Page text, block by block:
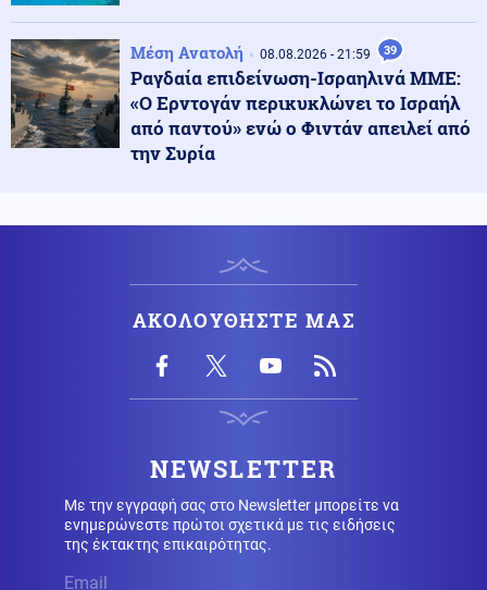
Οικονομία 09.08.2026 - 09:31
Στα 15 δισ. ευρώ ο στόχος για νέα δάνεια το 2026: Η
κερδοφορία των τραπεζών το α΄εξάμηνο
Υγεία 09.08.2026 - 09:26
δεν αρκεί – Τι απαιτεί η Τεχεράνη
Καιρός: Έως 39 βαθμούς σήμερα - Που θα έχει
Οικονομία 09.08.2026 - 09:18
Μειωμένη Σύνταξη: Όσα πρέπει να γνωρίζετε – Τα
«κλειδιά» για την τελική επιλογή
Μέση Ανατολή 08.08.2026 - 21:59 39
Ραγδαία επιδείνωση-Ισραηλινά ΜΜΕ:
«Ο Ερντογάν περικυκλώνει το Ισραήλ
από παντού» ενώ ο Φιντάν απειλεί από
την Συρία
ΑΚΟΛΟΥΘΗΣΤΕ ΜΑΣ
NEWSLETTER
Με την εγγραφή σας στο Newsletter μπορείτε να
ενημερώνεστε πρώτοι σχετικά με τις ειδήσεις
της έκτακτης επικαιρότητας.